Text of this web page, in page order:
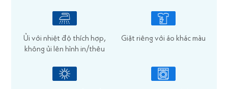
Ủi với nhiệt độ thích hợp,
không ủi lên hình in/thêu
Giặt riêng với áo khác màu